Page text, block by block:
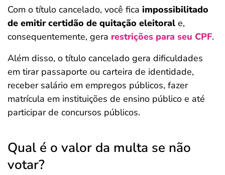
Com o título cancelado, você fica impossibilitado
de emitir certidão de quitação eleitoral e,
consequentemente, gera restrições para seu CPF.
Além disso, o título cancelado gera dificuldades
em tirar passaporte ou carteira de identidade,
receber salário em empregos públicos, fazer
matrícula em instituições de ensino público e até
participar de concursos públicos.
Qual é o valor da multa se não
votar?